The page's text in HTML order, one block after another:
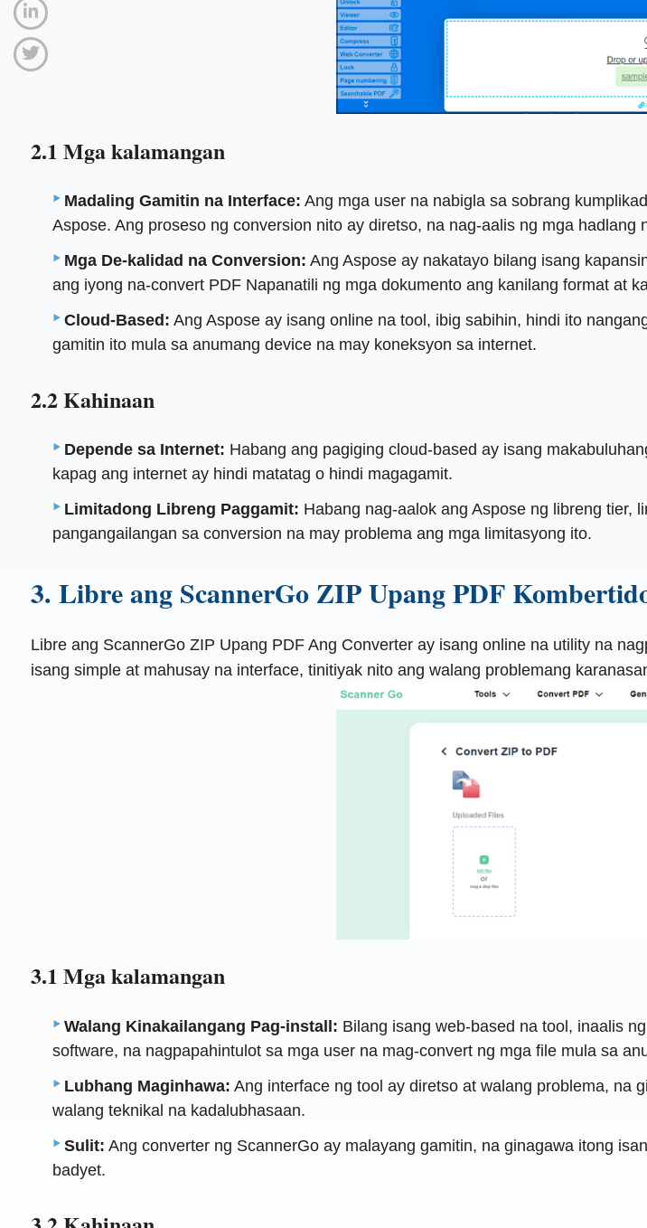
2.1 Mga kalamangan
Madaling Gamitin na Interface: Ang mga user na nabigla sa sobrang
Aspose. Ang proseso ng conversion nito ay diretso, na nag-aalis ng mga
Mga De-kalidad na Conversion: Ang Aspose ay nakatayo bilang isang
ang iyong na-convert PDF Napanatili ng mga dokumento ang kanilang format at
Cloud-Based: Ang Aspose ay isang online na tool, ibig sabihin, hindi ito
gamitin ito mula sa anumang device na may koneksyon sa internet.
2.2 Kahinaan
Depende sa Internet: Habang ang pagiging cloud-based ay isang
kapag ang internet ay hindi matatag o hindi magagamit.
Limitadong Libreng Paggamit: Habang nag-aalok ang Aspose ng libreng tier,
pangangailangan sa conversion na may problema ang mga limitasyong ito.
3. Libre ang ScannerGo ZIP Upang PDF
Libre ang ScannerGo ZIP Upang PDF Ang Converter ay isang online na utility na
isang simple at mahusay na interface, tinitiyak nito ang walang problemang
3.1 Mga kalamangan
Walang Kinakailangang Pag-install: Bilang isang web-based na tool, inaalis
software, na nagpapahintulot sa mga user na mag-convert ng mga file mula sa
Lubhang Maginhawa: Ang interface ng tool ay diretso at walang problema, na
walang teknikal na kadalubhasaan.
Sulit: Ang converter ng ScannerGo ay malayang gamitin, na ginagawa itong
badyet.